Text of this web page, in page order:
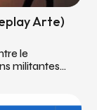
Arte)
le
militantes...